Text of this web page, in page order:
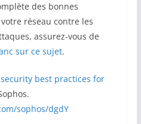
des bonnes
réseau contre les
assurez-vous de
sur ce sujet.
best practices for
sophos/dgdY